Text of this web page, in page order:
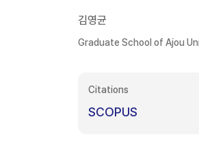
김영균
Graduate School of Ajou
Citations
SCOPUS